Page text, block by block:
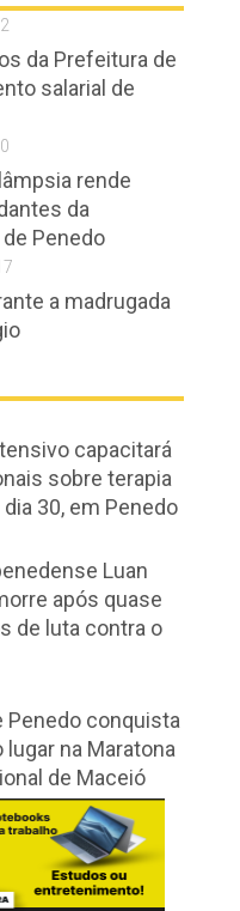
da Prefeitura de
salarial de
rende
da
Penedo
a madrugada
capacitará
sobre terapia
30, em Penedo
Luan
após quase
de luta contra o
Penedo conquista
lugar na Maratona
de Maceió